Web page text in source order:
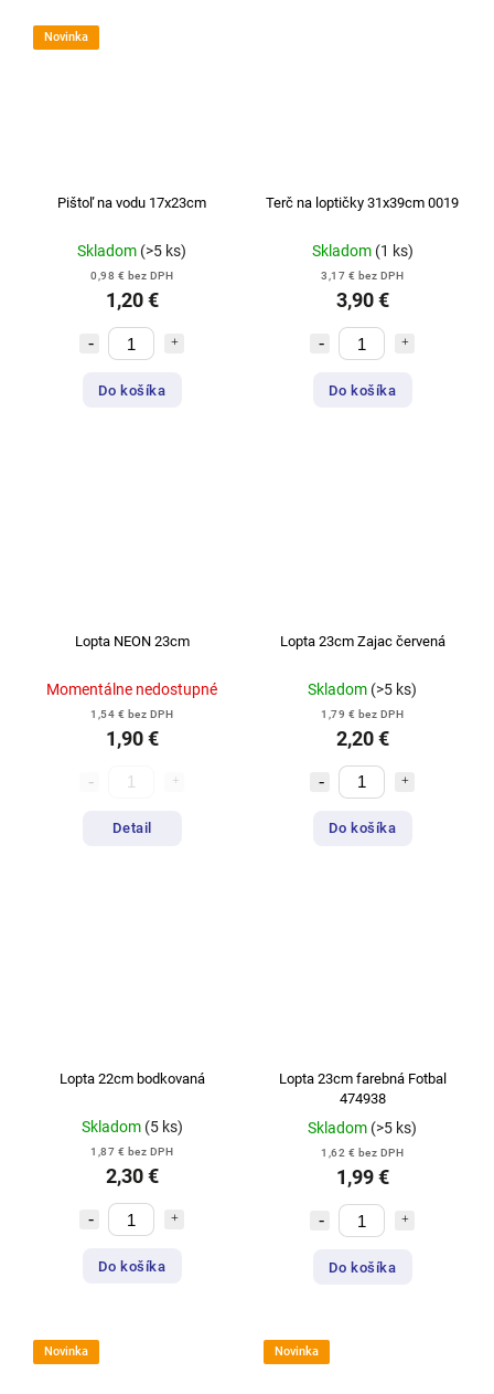
Novinka
Pištoľ na vodu 17x23cm
Skladom (>5 ks)
0,98 € bez DPH
1,20 €
Do košíka
Terč na loptičky 31x39cm 0019
Skladom (1 ks)
3,17 € bez DPH
3,90 €
Do košíka
Lopta NEON 23cm
Momentálne nedostupné
1,54 € bez DPH
1,90 €
Detail
Lopta 23cm Zajac červená
Skladom (>5 ks)
1,79 € bez DPH
2,20 €
Do košíka
Lopta 22cm bodkovaná
Skladom (5 ks)
1,87 € bez DPH
2,30 €
Do košíka
Lopta 23cm farebná Fotbal
474938
Skladom (>5 ks)
1,62 € bez DPH
1,99 €
Do košíka
Novinka Novinka